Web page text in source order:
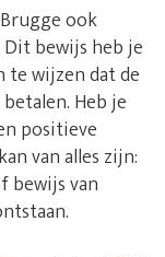
ook
bewijs heb je
wijzen dat de
Heb je
positieve
van alles zijn:
bewijs van